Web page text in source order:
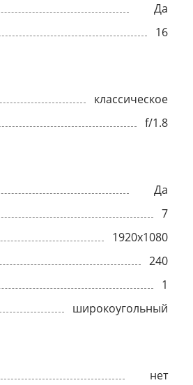
Да
16
классическое
f/1.8
Да
7
1920x1080
240
1
широкоугольный
нет